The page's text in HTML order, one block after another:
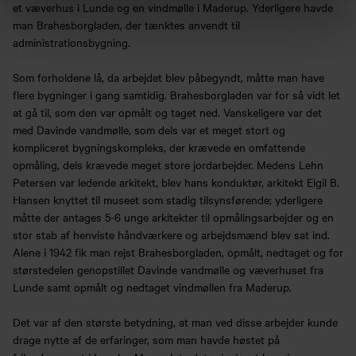
et væverhus i Lunde og en vindmølle i Maderup. Yderligere havde
man Brahesborgladen, der tænktes anvendt til
administrationsbygning.
Som forholdene lå, da arbejdet blev påbegyndt, måtte man have
flere bygninger i gang samtidig. Brahesborgladen var for så vidt let
at gå til, som den var opmålt og taget ned. Vanskeligere var det
med Davinde vandmølle, som dels var et meget stort og
kompliceret bygningskompleks, der krævede en omfattende
opmåling, dels krævede meget store jordarbejder. Medens Lehn
Petersen var ledende arkitekt, blev hans konduktør, arkitekt Eigil B.
Hansen knyttet til museet som stadig tilsynsførende; yderligere
måtte der antages 5-6 unge arkitekter til opmålingsarbejder og en
stor stab af henviste håndværkere og arbejdsmænd blev sat ind.
Alene i 1942 fik man rejst Brahesborgladen, opmålt, nedtaget og for
størstedelen genopstillet Davinde vandmølle og væverhuset fra
Lunde samt opmålt og nedtaget vindmøllen fra Maderup.
Det var af den største betydning, at man ved disse arbejder kunde
drage nytte af de erfaringer, som man havde høstet på